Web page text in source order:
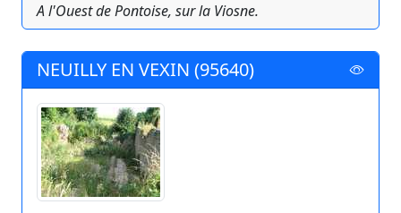
A l'Ouest de Pontoise, sur la Viosne.
NEUILLY EN VEXIN (95640)